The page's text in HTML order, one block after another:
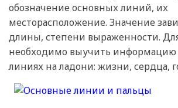
обозначение основных линий, их
месторасположение. Значение
длины, степени выраженности.
необходимо выучить информацию
линиях на ладони: жизни, сердца,